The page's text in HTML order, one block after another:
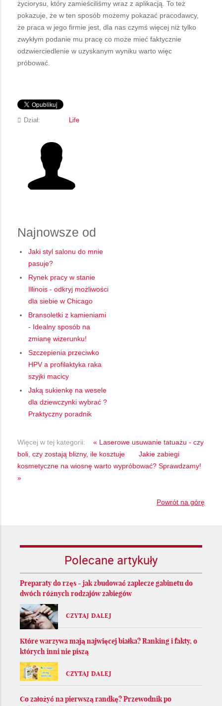
życiorysu, który zamieściliśmy wraz z aplikacją. To też
pokazuje, że w ten sposób możemy pokazać pracodawcy,
że praca w jego firmie jest, dla nas czymś więcej niż tylko
zwykłym podanie mu pracę co może mieć faktycznie
odzwierciedlenie w uzyskanym wyniku warto więc
próbować.
Dział: Life
Najnowsze od
Jaki styl salonu do mnie
pasuje?
Rynek pracy w stanie
Illinois - odkryj możliwości
dla siebie w Chicago
Bransoletki z kamieniami
- Idealny sposób na
zmianę wizerunku!
Szczepienia przeciwko
HPV a profilaktyka raka
szyjki macicy
Jaką sukienkę na wesele
dla dziewczynki wybrać ?
Praktyczny poradnik
Więcej w tej kategorii:
« Laserowe usuwanie tatuażu - czy
boli, czy zostają blizny, ile kosztuje
Jakie zabiegi
kosmetyczne na wiosnę warto wypróbować? Sprawdzamy!
»
Powrót na górę
Polecane artykuły
Preparaty do rzęs - jak zbudować zaplecze gabinetu do
dwóch różnych rodzajów zabiegów
CZYTAJ DALEJ
Które warzywa mają najwięcej białka? Ranking i fakty, o
których inni nie piszą
CZYTAJ DALEJ
Co założyć na pierwszą randkę? Przewodnik po